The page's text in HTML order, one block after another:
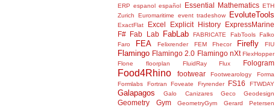
ERP espanol español Essential Mathematics ETH
Zurich
Euromaritime event tradeshow EvoluteTools
ExactFlat Excel Explicit History
ExpressMarine
F# Fab Lab FabLab FABRICATE FabTools Falko
Faro
FEA Felixrender FEM Fhecor Firefly FIU
Flamingo Flamingo 2.0 Flamingo nXt FlexHopper
Flone
floorplan FluidRay Flux Fologram
Food4Rhino footwear Footwearology
Forma
Formlabs
Fortran Foveate Fryrender FS16 FTWDAY
Galapagos Galo Canizares Geco Geodesign
Geometry Gym GeometryGym Gerard Petersen